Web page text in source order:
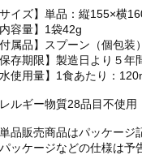
サイズ】単品：縦155×横
内容量】1袋42g
付属品】スプーン（個包装）
保存期限】製造日より５年
水使用量】1食あたり：
ルギー物質28品目不使
品販売商品はパッケージ
ッケージなどの仕様は予